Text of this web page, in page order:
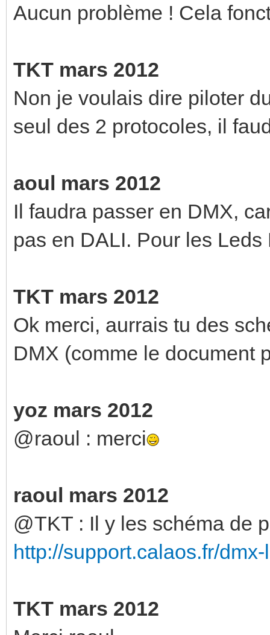
Aucun problème ! Cela
TKT mars 2012
Non je voulais dire piloter
seul des 2 protocoles, il
aoul mars 2012
Il faudra passer en DMX,
pas en DALI. Pour les
TKT mars 2012
Ok merci, aurrais tu des
DMX (comme le document
yoz mars 2012
@raoul : merci
raoul mars 2012
@TKT : Il y les schéma de
http://support.calaos.fr/dmx-
TKT mars 2012